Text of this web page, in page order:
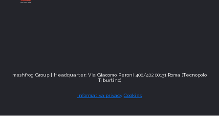
mashfrog Group | Headquarter: Via Giacomo Peroni 400/402 00131 Roma (Tecnopolo
Tiburtino)
Informativa privacy Cookies